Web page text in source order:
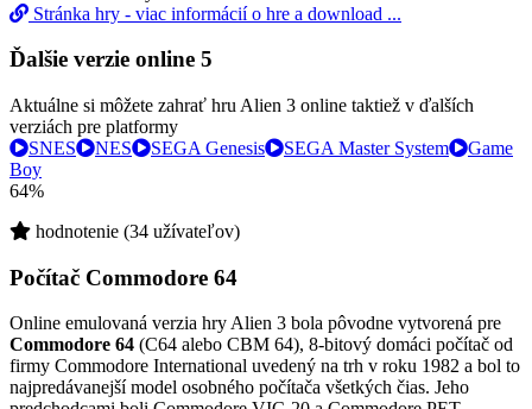
Stránka hry - viac informácií o hre a download ...
Ďalšie verzie online 5
Aktuálne si môžete zahrať hru Alien 3 online taktiež v ďalších
verziách pre platformy
SNES
NES SEGA Genesis SEGA Master System
Game
Boy
64%
hodnotenie (34 užívateľov)
Počítač Commodore 64
Online emulovaná verzia hryAlien 3 bola pôvodne vytvorená pre
Commodore 64 (C64 alebo CBM 64), 8-bitový domáci počítač od
firmy Commodore International uvedený na trh v roku 1982 a bol to
najpredávanejší model osobného počítača všetkých čias. Jeho